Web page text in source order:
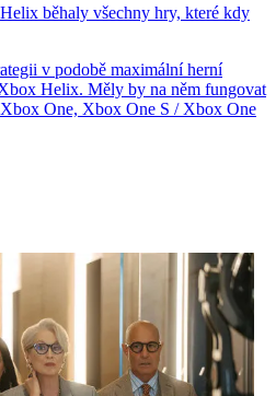
běhaly všechny hry, které kdy
v podobě maximální herní
Helix. Měly by na něm fungovat
One, Xbox One S / Xbox One